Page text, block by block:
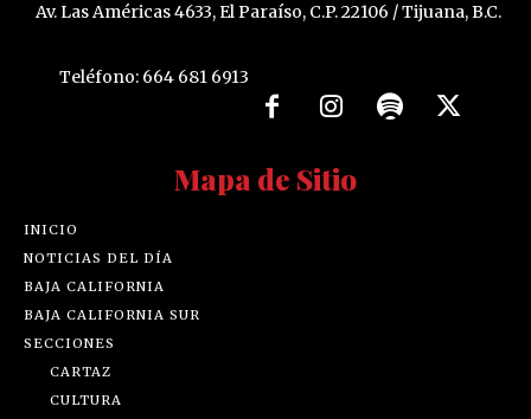
Av. Las Américas 4633, El Paraíso, C.P. 22106 / Tijuana, B.C.
Teléfono: 664 681 6913
Mapa de Sitio
INICIO
NOTICIAS DEL DÍA
BAJA CALIFORNIA
BAJA CALIFORNIA SUR
SECCIONES
CARTAZ
CULTURA